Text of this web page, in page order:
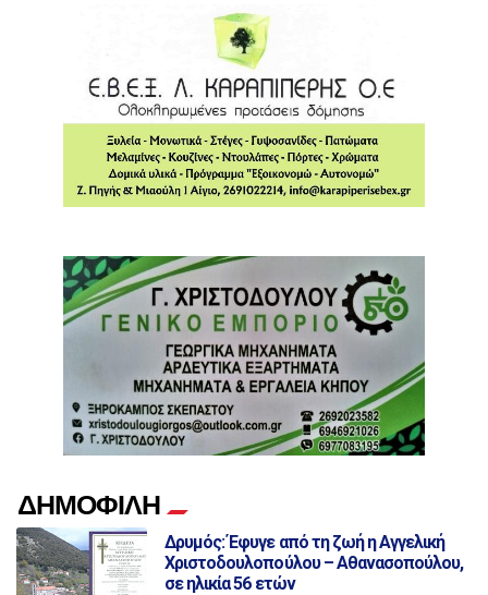
ΔΗΜΟΦΙΛΗ
Δρυμός: Έφυγε από τη ζωή η Αγγελική
Χριστοδουλοπούλου – Αθανασοπούλου,
σε ηλικία 56 ετών